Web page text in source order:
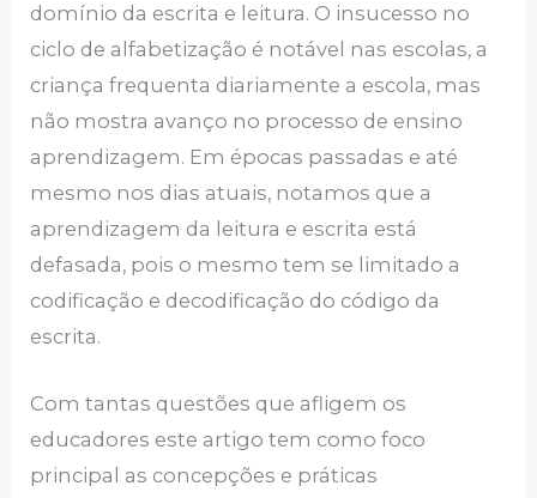
domínio da escrita e leitura. O insucesso no
ciclo de alfabetização é notável nas escolas, a
criança frequenta diariamente a escola, mas
não mostra avanço no processo de ensino
aprendizagem. Em épocas passadas e até
mesmo nos dias atuais, notamos que a
aprendizagem da leitura e escrita está
defasada, pois o mesmo tem se limitado a
codificação e decodificação do código da
escrita.
Com tantas questões que afligem os
educadores este artigo tem como foco
principal as concepções e práticas